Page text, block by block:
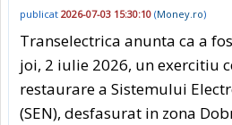
publicat 2026-07-03 15:30:10 (Money.ro)
Transelectrica anunta ca a
joi, 2 iulie 2026, un exercitiu
restaurare a Sistemului
(SEN), desfasurat in zona